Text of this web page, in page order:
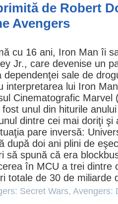
de Robert
Avengers
cu 16 ani, Iron Man îi
Jr., care devenise un
dependenţei sale de
interpretarea lui Iron
Cinematografic Marvel
fost unul din hiturile
dintre cei mai doriţi şi
pare inversă:
după doi ani plini de
să spună că era
în MCU a trei dintre
totale de 30 de miliarde
Secret Wars, Avengers: